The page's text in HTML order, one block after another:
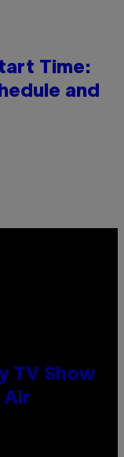
Time:
and
TV Show
Air